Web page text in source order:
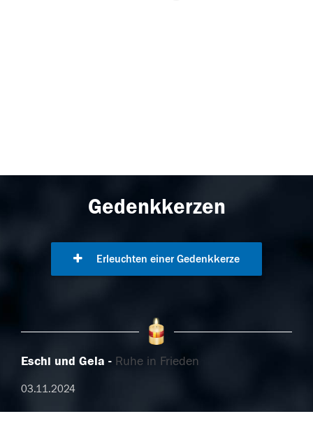
Gedenkkerzen
Erleuchten einer Gedenkkerze
Eschi und Gela Ruhe in Frieden
03.11.2024